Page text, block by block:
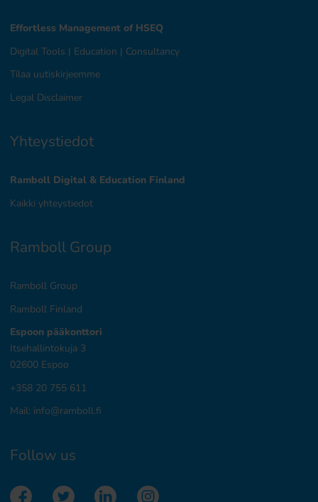
Effortless Management of HSEQ
Digital Tools | Education | Consultancy
Tilaa uutiskirjeemme
Legal Disclaimer
Yhteystiedot
Ramboll Digital & Education Finland
Kaikki yhteystiedot
Ramboll Group
Ramboll Group
Ramboll Finland
Espoon pääkonttori
Itsehallintokuja 3
02600 Espoo
+358 20 755 611
Mail: info@ramboll.fi
Follow us